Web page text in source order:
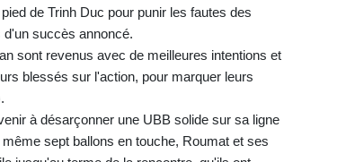
de Trinh Duc pour punir les fautes des
succès annoncé.
sont revenus avec de meilleures intentions et
blessés sur l'action, pour marquer leurs
à désarçonner une UBB solide sur sa ligne
sept ballons en touche, Roumat et ses